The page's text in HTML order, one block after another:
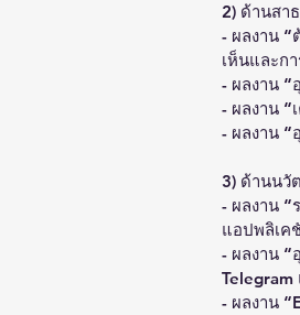
2) ด้านสา
- ผลงาน
เห็นและก
- ผลงาน
- ผลงาน
- ผลงาน
3) ด้านนวั
- ผลงาน
แอปพลิเค
- ผลงาน
- ผลงาน